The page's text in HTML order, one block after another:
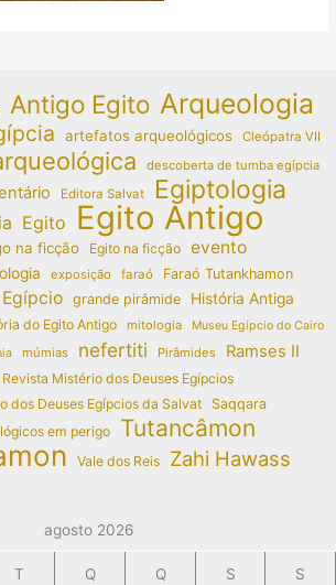
Antigo Egito Arqueologia
artefatos arqueológicos Cleópatra VII
descoberta de tumba egípcia
Editora Salvat Egiptologia
Egito Egito Antigo
na ficção Egito na ficção evento
exposição faraó Faraó Tutankhamon
grande pirâmide
História Antiga
do Egito Antigo mitologia Museu Egípcio do Cairo
múmias nefertiti Pirâmides Ramses II
Revista Mistério dos Deuses Egípcios
dos Deuses Egípcios da Salvat
Saqqara
em perigo
Tutancâmon
Vale dos Reis Zahi Hawass
agosto 2026
T Q Q S S